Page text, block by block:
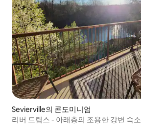
Sevierville의 콘도미니엄
리버 드림스 - 아래층의 조용한 강변 숙소